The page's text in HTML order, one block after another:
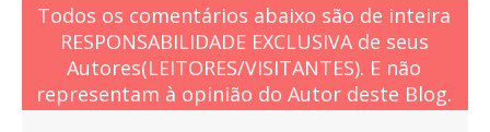
Todos os comentários abaixo são de inteira
RESPONSABILIDADE EXCLUSIVA de seus
Autores(LEITORES/VISITANTES). E não
representam à opinião do Autor deste Blog.